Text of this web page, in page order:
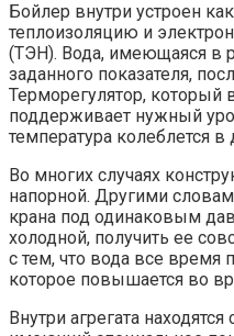
Бойлер внутри устроен
теплоизоляцию и
(ТЭН). Вода, имеющаяся в
заданного показателя,
Терморегулятор, который
поддерживает нужный
температура колеблется в
Во многих случаях
напорной. Другими
крана под одинаковым
холодной, получить ее
с тем, что вода все время
которое повышается во
Внутри агрегата